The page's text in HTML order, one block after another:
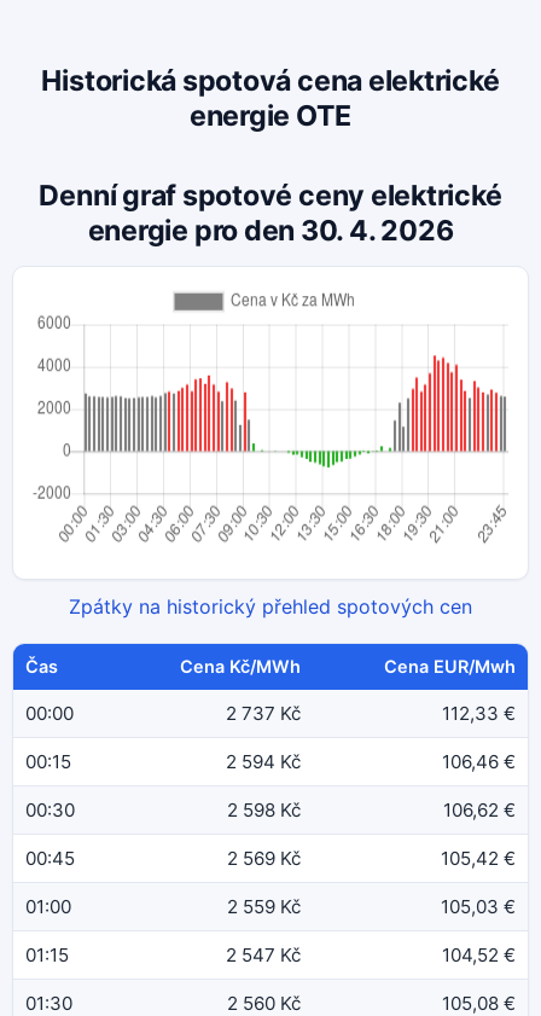
Historická spotová cena elektrické
energie OTE
Denní graf spotové ceny elektrické
energie pro den 30. 4. 2026
Zpátky na historický přehled spotových cen
Čas Cena Kč/MWh Cena EUR/Mwh
00:00 2 737 Kč 112,33 €
00:15 2 594 Kč 106,46 €
00:30 2 598 Kč 106,62 €
00:45 2 569 Kč 105,42 €
01:00 2 559 Kč 105,03 €
01:15 2 547 Kč 104,52 €
01:30 2 560 Kč 105,08 €